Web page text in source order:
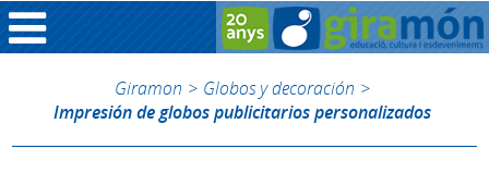
Giramon > Globos y decoración >
Impresión de globos publicitarios personalizados